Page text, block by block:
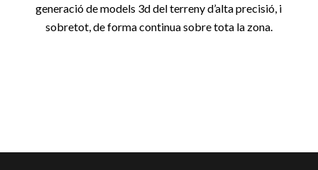
generació de models 3d del terreny d’alta precisió, i
sobretot, de forma continua sobre tota la zona.